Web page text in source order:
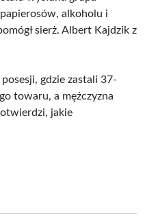
alkoholu i
sierż. Albert Kajdzik z
gdzie zastali 37-
towaru, a mężczyzna
jakie